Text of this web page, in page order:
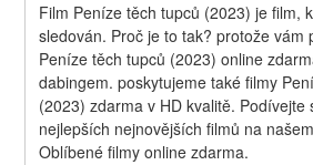
Film Peníze těch tupců (2023) je film,
sledován. Proč je to tak? protože vám
Peníze těch tupců (2023) online
dabingem. poskytujeme také filmy
(2023) zdarma v HD kvalitě. Podívejte
nejlepších nejnovějších filmů na
Oblíbené filmy online zdarma.